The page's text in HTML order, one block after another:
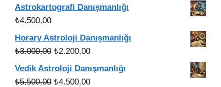
fiyat:
Astrokartografi Danışmanlığı
₺4.500,00
Horary Astroloji Danışmanlığı
₺3.000,00 Orijinal
fiyat:
₺3.000,00.
₺2.200,00Şu
fiyat:
Vedik Astroloji Danışmanlığı
₺5.500,00 Orijinal
₺4.500,00Şu